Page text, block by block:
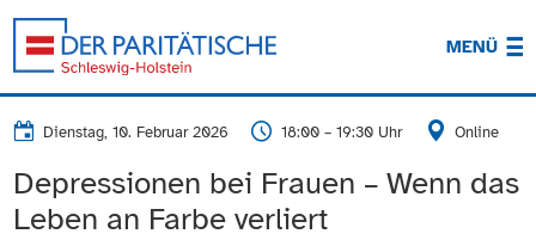
MENÜ
Dienstag, 10. Februar 2026 18:00 – 19:30 Uhr Online
Depressionen bei Frauen – Wenn das
Leben an Farbe verliert